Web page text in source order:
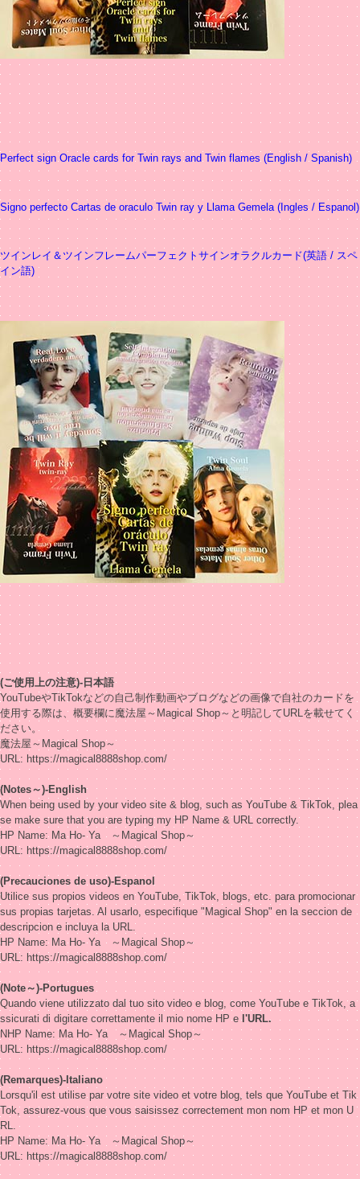
Perfect sign Oracle cards for Twin rays and Twin flames (English / Spanish)
Signo perfecto Cartas de oraculo Twin ray y Llama Gemela (Ingles / Espanol)
ツインレイ＆ツインフレームパーフェクトサインオラクルカード(英語 / スペ
イン語)
(ご使用上の注意)-日本語
YouTubeやTikTokなどの自己制作動画やブログなどの画像で自社のカードを
使用する際は、概要欄に魔法屋～Magical Shop～と明記してURLを載せてく
ださい。
魔法屋～Magical Shop～
URL: https://magical8888shop.com/
(Notes～)-English
When being used by your video site & blog, such as YouTube & TikTok, plea
se make sure that you are typing my HP Name & URL correctly.
HP Name: Ma Ho- Ya ～Magical Shop～
URL: https://magical8888shop.com/
(Precauciones de uso)-Espanol
Utilice sus propios videos en YouTube, TikTok, blogs, etc. para promocionar
sus propias tarjetas. Al usarlo, especifique "Magical Shop" en la seccion de
descripcion e incluya la URL.
HP Name: Ma Ho- Ya ～Magical Shop～
URL: https://magical8888shop.com/
(Note～)-Portugues
Quando viene utilizzato dal tuo sito video e blog, come YouTube e TikTok, a
ssicurati di digitare correttamente il mio nome HP e l'URL.
NHP Name: Ma Ho- Ya ～Magical Shop～
URL: https://magical8888shop.com/
(Remarques)-Italiano
Lorsqu'il est utilise par votre site video et votre blog, tels que YouTube et Tik
Tok, assurez-vous que vous saisissez correctement mon nom HP et mon U
RL.
HP Name: Ma Ho- Ya ～Magical Shop～
URL: https://magical8888shop.com/